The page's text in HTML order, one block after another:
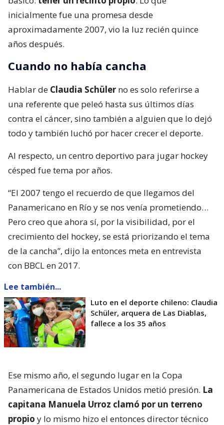
inicialmente fue una promesa desde
aproximadamente 2007, vio la luz recién quince
años después.
Cuando no había cancha
Hablar de Claudia Schüler no es solo referirse a
una referente que peleó hasta sus últimos días
contra el cáncer, sino también a alguien que lo dejó
todo y también luchó por hacer crecer el deporte.
Al respecto, un centro deportivo para jugar hockey
césped fue tema por años.
“El 2007 tengo el recuerdo de que llegamos del
Panamericano en Río y se nos venía prometiendo…
Pero creo que ahora sí, por la visibilidad, por el
crecimiento del hockey, se está priorizando el tema
de la cancha”, dijo la entonces meta en entrevista
con BBCL en 2017.
Lee también...
Luto en el deporte chileno: Claudia
Schüler, arquera de Las Diablas,
fallece a los 35 años
Ese mismo año, el segundo lugar en la Copa
Panamericana de Estados Unidos metió presión. La
capitana Manuela Urroz clamó por un terreno
propio y lo mismo hizo el entonces director técnico